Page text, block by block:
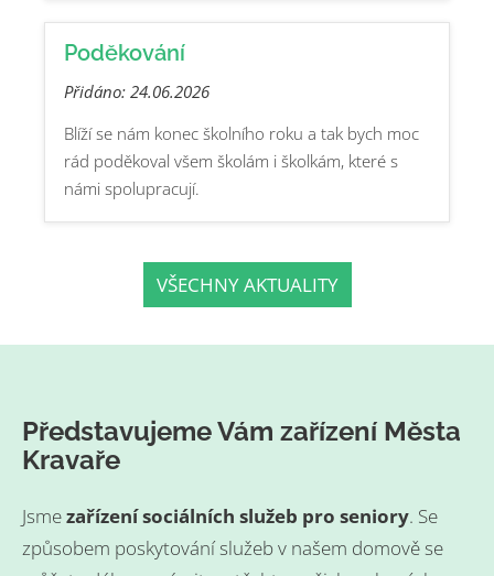
Poděkování
Přidáno: 24.06.2026
Blíží se nám konec školního roku a tak bych moc
rád poděkoval všem školám i školkám, které s
námi spolupracují.
VŠECHNY AKTUALITY
Představujeme Vám zařízení Města
Kravaře
Jsmezařízení sociálních služeb pro seniory. Se
způsobem poskytování služeb v našem domově se